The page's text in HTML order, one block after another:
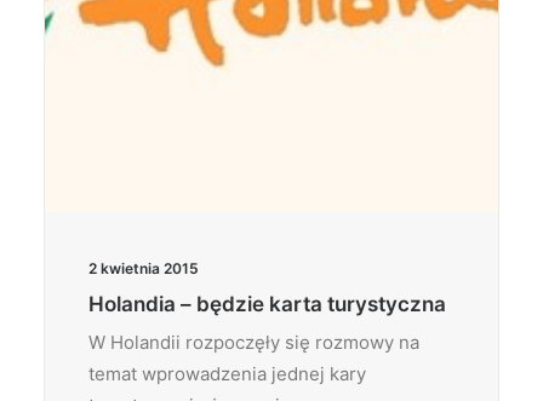
2 kwietnia 2015
Holandia – będzie karta turystyczna
W Holandii rozpoczęły się rozmowy na
temat wprowadzenia jednej kary